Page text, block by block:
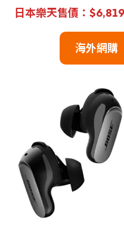
日本樂天售價：
海外網購